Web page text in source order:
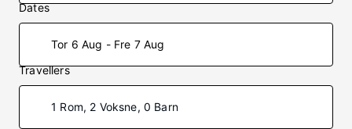
Dates
Tor 6 Aug - Fre 7 Aug
Travellers
1 Rom, 2 Voksne, 0 Barn